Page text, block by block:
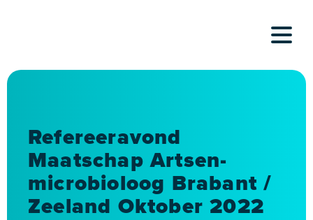
Refereeravond
Maatschap Artsen-
microbioloog Brabant /
Zeeland Oktober 2022